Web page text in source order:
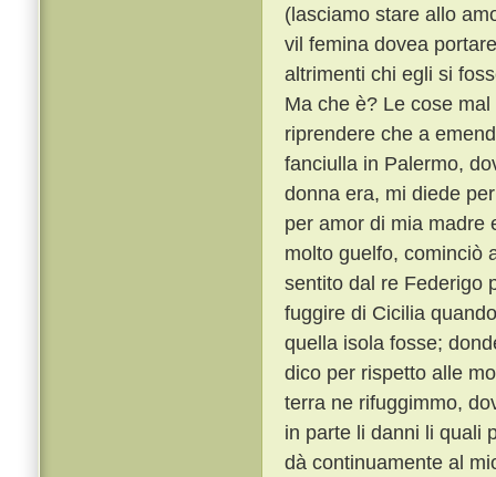
(lasciamo stare allo
vil femina dovea
altrimenti chi egli si
Ma che è? Le cose
riprendere che a
fanciulla in Palermo,
donna era, mi diede
per amor di mia madre
molto guelfo, cominciò
sentito dal re Federigo
fuggire di Cicilia
quella isola fosse;
dico per rispetto alle
terra ne rifuggimmo,
in parte li danni li quali
dà continuamente al